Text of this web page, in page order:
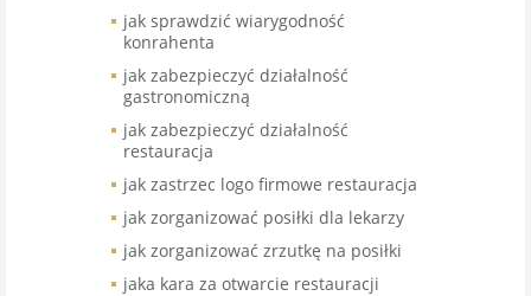
jak sprawdzić wiarygodność
konrahenta
jak zabezpieczyć działalność
gastronomiczną
jak zabezpieczyć działalność
restauracja
jak zastrzec logo firmowe restauracja
jak zorganizować posiłki dla lekarzy
jak zorganizować zrzutkę na posiłki
jaka kara za otwarcie restauracji